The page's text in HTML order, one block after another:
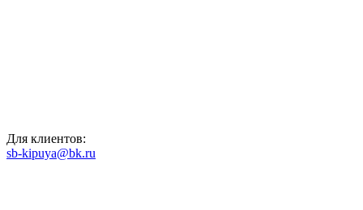
Для клиентов:
sb-kipuya@bk.ru